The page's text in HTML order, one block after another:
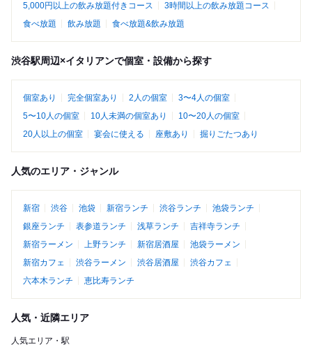
5,000円以上の飲み放題付きコース
3時間以上の飲み放題コース
食べ放題
飲み放題 食べ放題&飲み放題
渋谷駅周辺×イタリアンで個室・設備から探す
個室あり 完全個室あり 2人の個室
3〜4人の個室
5〜10人の個室
10人未満の個室あり
10〜20人の個室
20人以上の個室
宴会に使える 座敷あり 掘りごたつあり
人気のエリア・ジャンル
新宿 渋谷 池袋 新宿ランチ 渋谷ランチ
池袋ランチ
銀座ランチ
表参道ランチ 浅草ランチ
吉祥寺ランチ
新宿ラーメン
上野ランチ 新宿居酒屋
池袋ラーメン
新宿カフェ
渋谷ラーメン 渋谷居酒屋
渋谷カフェ
六本木ランチ
恵比寿ランチ
人気・近隣エリア
人気エリア・駅